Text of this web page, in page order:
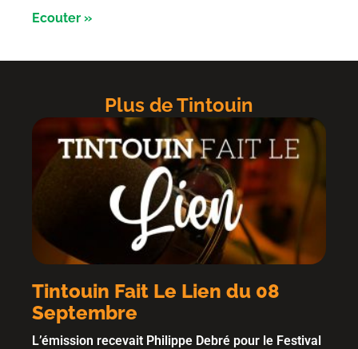
Ecouter »
Plus de Tintouin
Tintouin Fait Le Lien du 08
Septembre
L’émission recevait Philippe Debré pour le Festival